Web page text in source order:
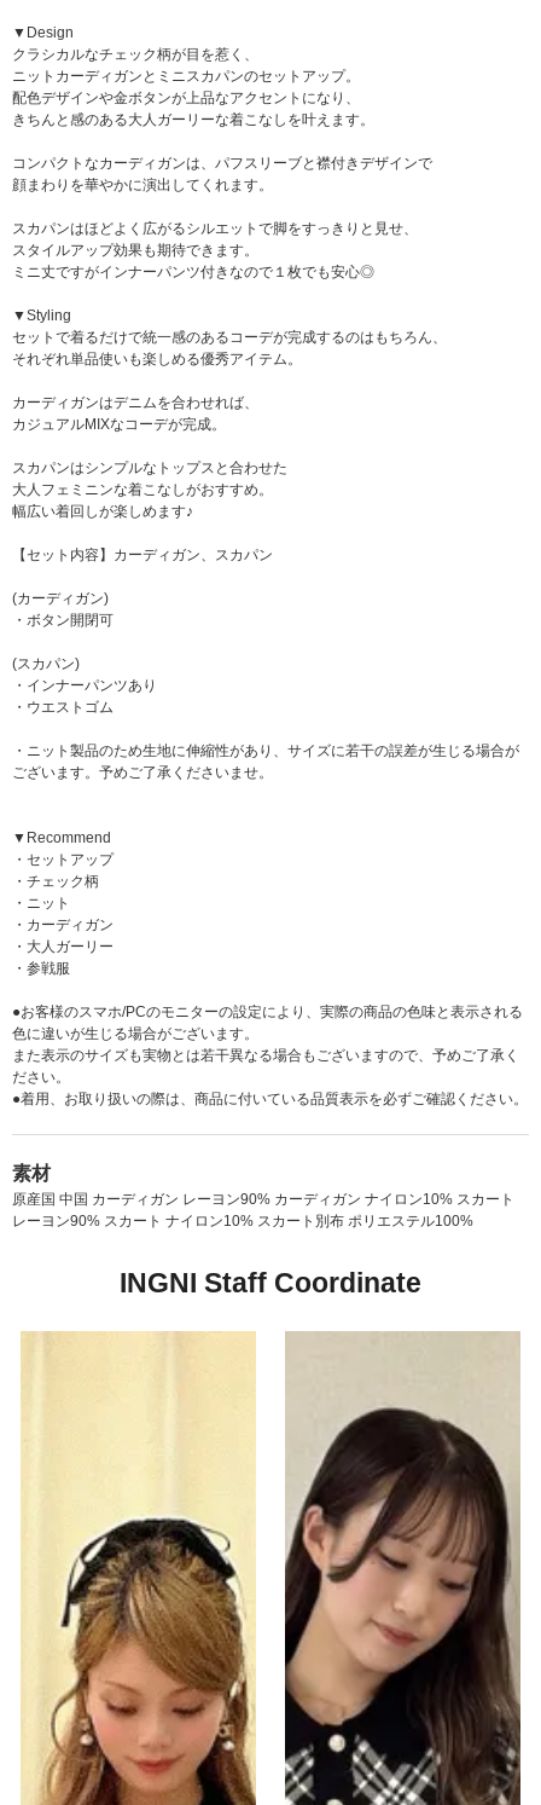
▼Design
クラシカルなチェック柄が目を惹く、
ニットカーディガンとミニスカパンのセットアップ。
配色デザインや金ボタンが上品なアクセントになり、
きちんと感のある大人ガーリーな着こなしを叶えます。
コンパクトなカーディガンは、パフスリーブと襟付きデザインで
顔まわりを華やかに演出してくれます。
スカパンはほどよく広がるシルエットで脚をすっきりと見せ、
スタイルアップ効果も期待できます。
ミニ丈ですがインナーパンツ付きなので１枚でも安心◎
▼Styling
セットで着るだけで統一感のあるコーデが完成するのはもちろん、
それぞれ単品使いも楽しめる優秀アイテム。
カーディガンはデニムを合わせれば、
カジュアルMIXなコーデが完成。
スカパンはシンプルなトップスと合わせた
大人フェミニンな着こなしがおすすめ。
幅広い着回しが楽しめます♪
【セット内容】カーディガン、スカパン
(カーディガン)
・ボタン開閉可
(スカパン)
・インナーパンツあり
・ウエストゴム
・ニット製品のため生地に伸縮性があり、サイズに若干の誤差が生じる場合が
ございます。予めご了承くださいませ。
▼Recommend
・セットアップ
・チェック柄
・ニット
・カーディガン
・大人ガーリー
・参戦服
●お客様のスマホ/PCのモニターの設定により、実際の商品の色味と表示される
色に違いが生じる場合がございます。
また表示のサイズも実物とは若干異なる場合もございますので、予めご了承く
ださい。
●着用、お取り扱いの際は、商品に付いている品質表示を必ずご確認ください。
素材
原産国 中国 カーディガン レーヨン90% カーディガン ナイロン10% スカート
レーヨン90% スカート ナイロン10% スカート別布 ポリエステル100%
INGNI Staff Coordinate